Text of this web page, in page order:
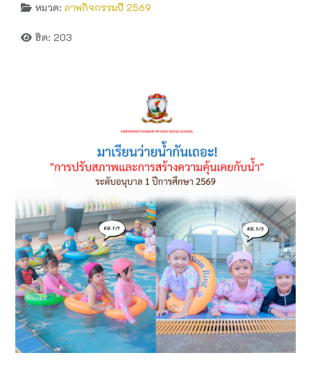
หมวด: ภาพกิจกรรมปี 2569
ฮิต: 203